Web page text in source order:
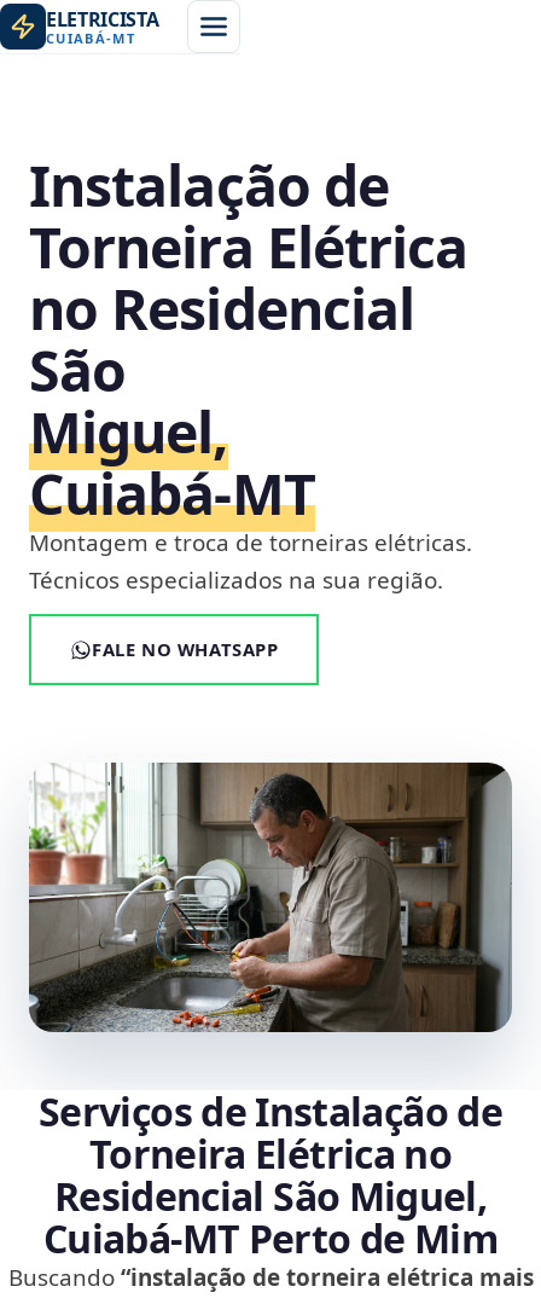
ELETRICISTA
CUIABÁ-MT
Instalação de
Torneira Elétrica
no Residencial
São
Miguel,
Cuiabá‑MT
Montagem e troca de torneiras elétricas.
Técnicos especializados na sua região.
FALE NO WHATSAPP
Serviços de Instalação de
Torneira Elétrica no
Residencial São Miguel,
Cuiabá‑MT Perto de Mim
Buscando“instalação de torneira elétrica mais